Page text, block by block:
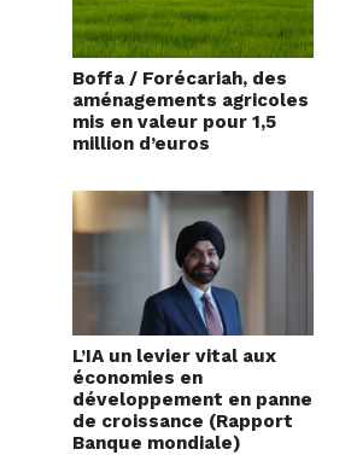
Boffa / Forécariah, des
aménagements agricoles
mis en valeur pour 1,5
million d’euros
L’IA un levier vital aux
économies en
développement en panne
de croissance (Rapport
Banque mondiale)